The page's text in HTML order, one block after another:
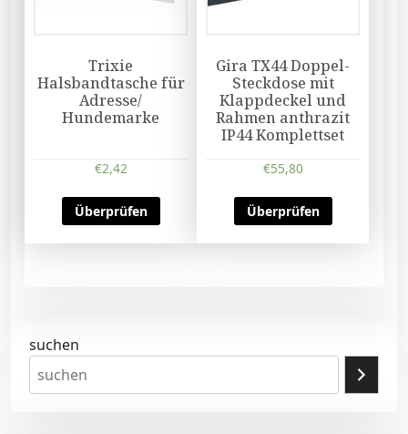
Trixie
Halsbandtasche für
Adresse/
Hundemarke
€2,42
Überprüfen
Gira TX44 Doppel-
Steckdose mit
Klappdeckel und
Rahmen anthrazit
IP44 Komplettset
€55,80
Überprüfen
suchen